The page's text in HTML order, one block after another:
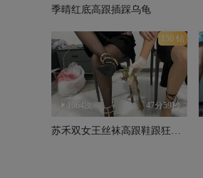
季晴红底高跟插踩乌龟
150 钻
1064次 47分59秒
苏禾双女王丝袜高跟鞋跟狂插牛蛙